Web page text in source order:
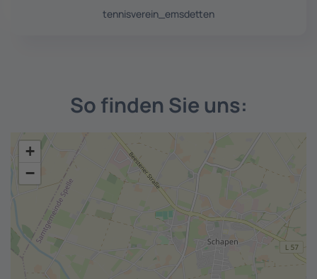
tennisverein_emsdetten
So finden Sie uns:
+
−